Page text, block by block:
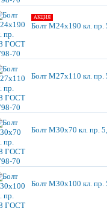
АКЦИЯ
Болт М24х190 кл.
Болт М27х110 кл.
Болт М30х70 кл. пр.
Болт М30х100 кл.